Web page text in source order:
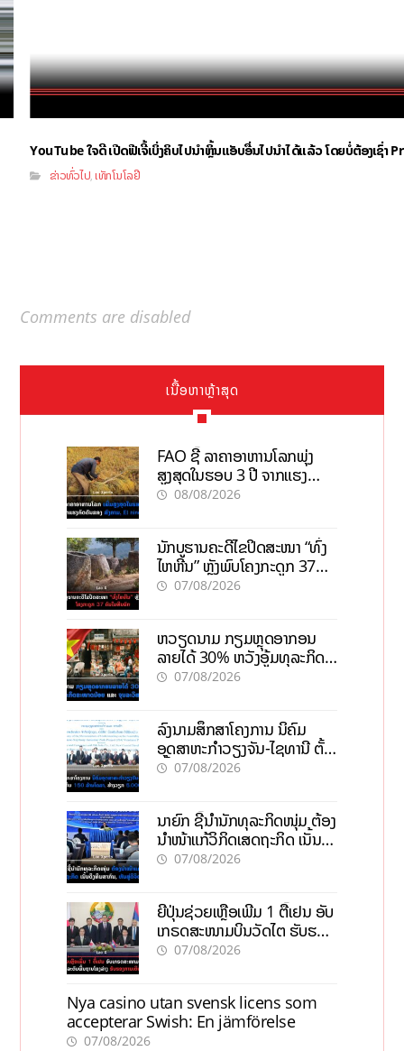
YouTube ໃຈດີ ເປີດຟີເຈີ້ເບິ່ງຄິບໄປນຳຫຼິ້ນແອັບອື່ນໄປນຳໄດ້ແລ້ວ ໂດຍບໍ່ຕ້ອງເຊົ່າ
ຂ່າວທົ່ວໄປ,ເທັກໂນໂລຢີ
Comments are disabled
ເນື້ອຫາຫຼ້າສຸດ
FAO ຊີ້ ລາຄາອາຫານໂລກພຸ່ງ
ສູງສຸດໃນຮອບ 3 ປີ ຈາກແຮງ
ກົດດັນຂອງສົງຄາມ, El nino
08/08/2026
ນັກບູຮານຄະດີໄຂປິດສະໜາ “ທົ່ງ
ໄຫຫີນ” ຫຼັງພົບໂຄງກະດູກ 37
ຄົນໃນຫີນຍັກ
07/08/2026
ຫວຽດນາມ ກຽມຫຼຸດອາກອນ
ລາຍໄດ້ 30% ຫວັງອູ້ມທຸລະກິດ
ຂະໜາດນ້ອຍ ແລະ ຈຸນລະ
07/08/2026
ລົງນາມສຶກສາໂຄງການ ນິຄົມ
ອຸດສາຫະກຳວຽງຈັນ-ໄຊທານີ ຕັ້ງ
ເປົ້າດຶງທຶນ 150 ລ້ານໂດລາ, ສ້າງ
07/08/2026
ນາຍົກ ຊີ້ນຳນັກທຸລະກິດໜຸ່ມ ຕ້ອງ
ນຳໜ້າແກ້ວິກິດເສດຖະກິດ ເນັ້ນດຶງ
ທຶນສາກົນ, ຫັນສູ່ດິຈິຕອນ
07/08/2026
ຍີ່ປຸ່ນຊ່ວຍເຫຼືອເພີ່ມ 1 ຕື້ເຢນ ອັບ
ເກຣດສະໜາມບິນວັດໄຕ ຮັບຮອງ
ການເຕີບໂຕ
07/08/2026
Nya casino utan svensk licens som
accepterar Swish: En jämförelse
07/08/2026